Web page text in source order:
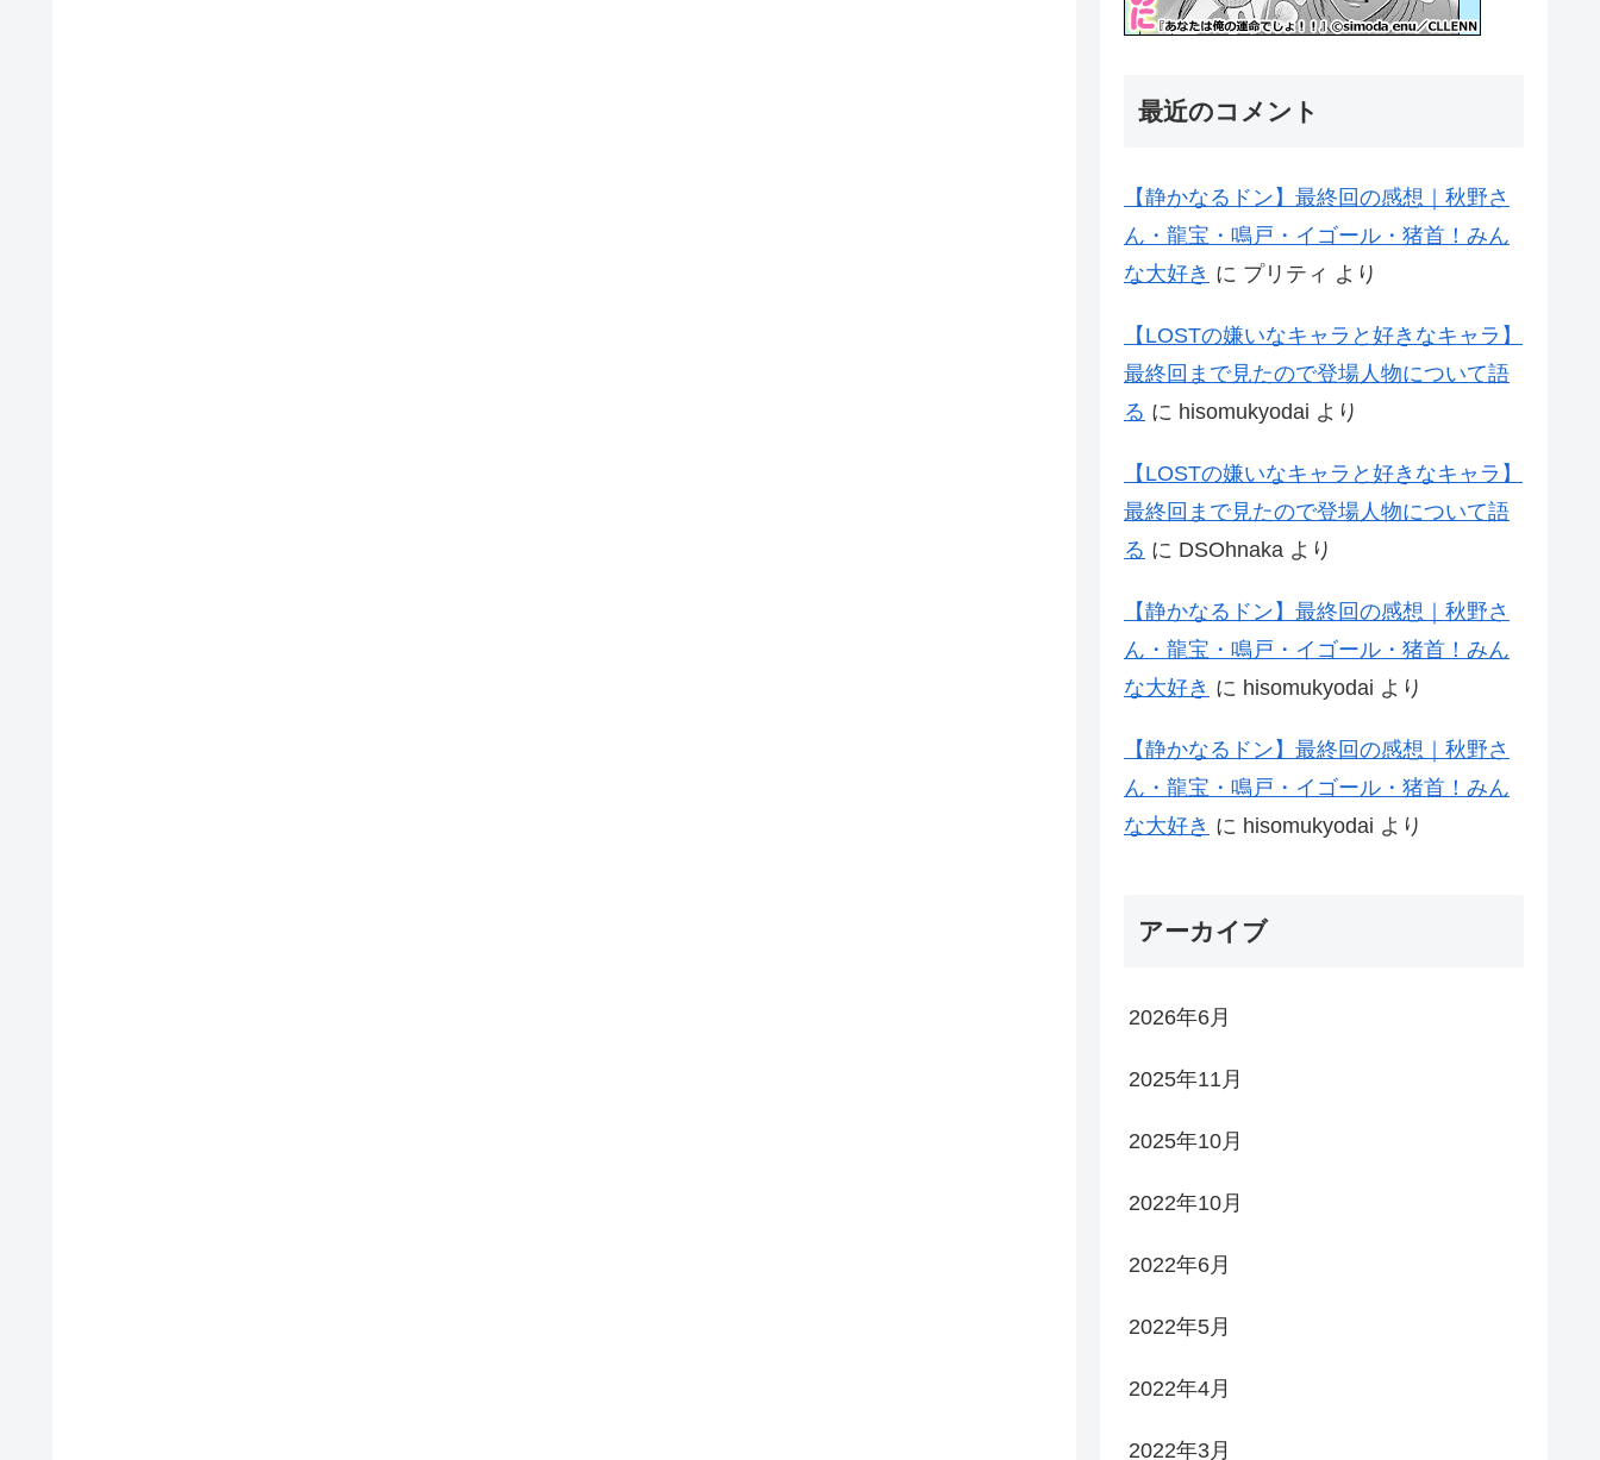
最近のコメント
【静かなるドン】最終回の感想｜秋野さ
ん・龍宝・鳴戸・イゴール・猪首！みん
な大好き に プリティ より
【LOSTの嫌いなキャラと好きなキャラ】
最終回まで見たので登場人物について語
る に hisomukyodai より
【LOSTの嫌いなキャラと好きなキャラ】
最終回まで見たので登場人物について語
る に DSOhnaka より
【静かなるドン】最終回の感想｜秋野さ
ん・龍宝・鳴戸・イゴール・猪首！みん
な大好き に hisomukyodai より
【静かなるドン】最終回の感想｜秋野さ
ん・龍宝・鳴戸・イゴール・猪首！みん
な大好き に hisomukyodai より
アーカイブ
2026年6月
2025年11月
2025年10月
2022年10月
2022年6月
2022年5月
2022年4月
2022年3月